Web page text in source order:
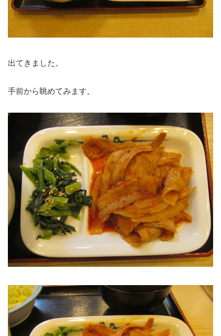
出てきました。
手前から眺めてみます。